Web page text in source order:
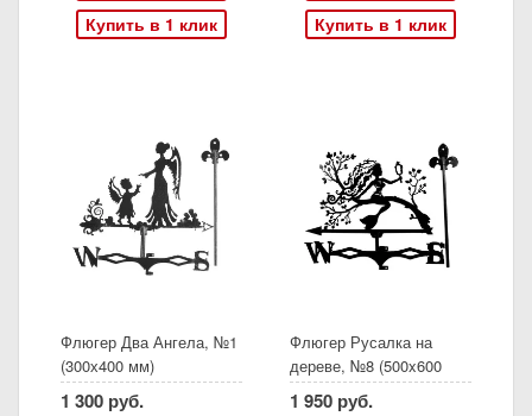
Купить в 1 клик
Купить в 1 клик
Флюгер Два Ангела, №1
(300х400 мм)
1 300 руб.
Флюгер Русалка на
дереве, №8 (500x600
мм)
1 950 руб.